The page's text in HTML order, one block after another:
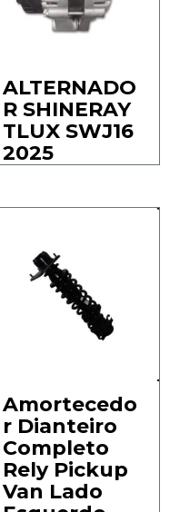
ALTERNADO
R SHINERAY
TLUX SWJ16
2025
Amortecedo
r Dianteiro
Completo
Rely Pickup
Van Lado